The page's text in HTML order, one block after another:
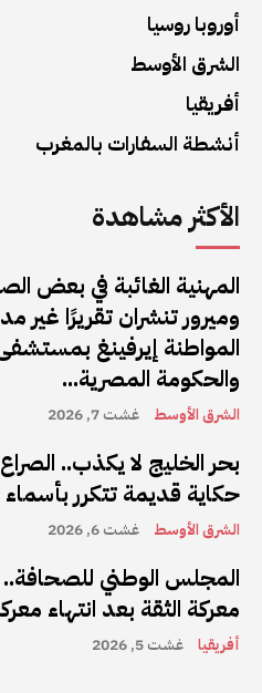
أوروبا روسيا
الشرق الأوسط
أفريقيا
أنشطة السفارات بالمغرب
الأكثر مشاهدة
المهنية الغائبة في بعض
وميرور تنشران تقريرًا غير
المواطنة إيرفينغ
والحكومة المصرية...
الشرق الأوسط غشت 7, 2026
بحر الخليج لا يكذب.. الصراع
حكاية قديمة تتكرر
الشرق الأوسط غشت 6, 2026
المجلس الوطني للصحافة..
معركة الثقة بعد انتهاء
أفريقيا غشت 5, 2026